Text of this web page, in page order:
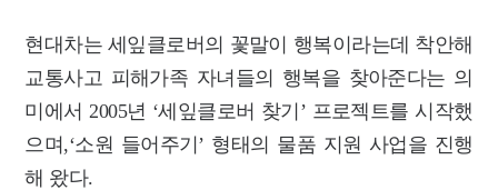
현대차는 세잎클로버의 꽃말이 행복이라는데 착안해
교통사고 피해가족 자녀들의 행복을 찾아준다는 의
미에서 2005년 ‘세잎클로버 찾기’ 프로젝트를 시작했
으며,‘소원 들어주기’ 형태의 물품 지원 사업을 진행
해 왔다.